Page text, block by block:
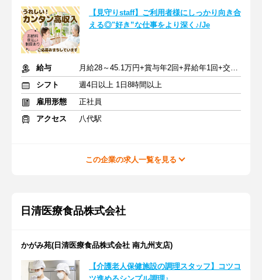
【見守りstaff】ご利用者様にしっかり向き合
える◎"好き”な仕事をより深く♪/Je
給与
月給28～45.1万円+賞与年2回+昇給年1回+交通費全額
シフト
週4日以上 1日8時間以上
雇用形態
正社員
アクセス
八代駅
この企業の求人一覧を見る
日清医療食品株式会社
かがみ苑(日清医療食品株式会社 南九州支店)
【介護老人保健施設の調理スタッフ】コツコ